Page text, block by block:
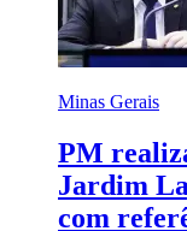
Minas Gerais
PM
Jardim
com